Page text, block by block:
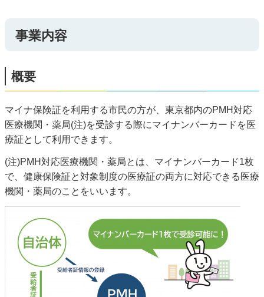
事業内容
概要
マイナ保険証を利用する市民の方が、東京都内のPMH対応
医療機関・薬局(注)を受診する際にマイナンバーカードを医
療証として利用できます。
(注)PMH対応医療機関・薬局とは、マイナンバーカード1枚
で、健康保険証と対象制度の医療証の両方に対応できる医療
機関・薬局のことをいいます。